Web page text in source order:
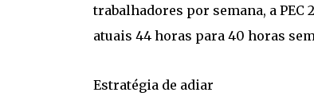
trabalhadores por semana, a PEC
atuais 44 horas para 40 horas
Estratégia de adiar